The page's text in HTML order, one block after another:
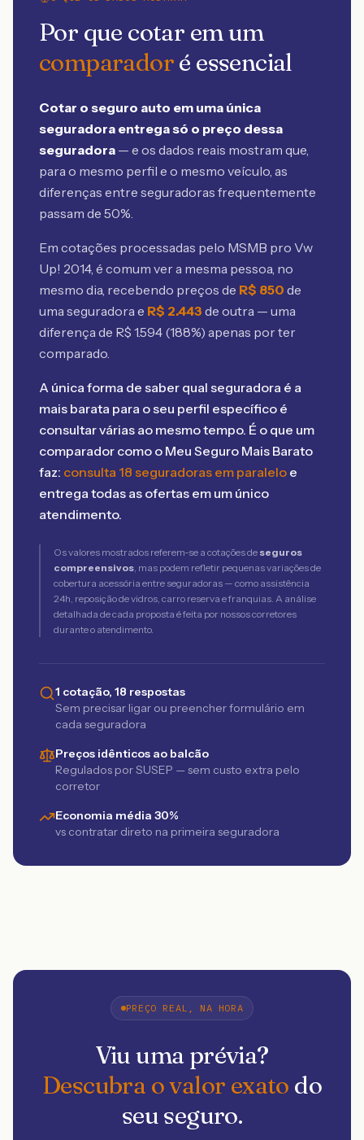
Por que cotar em um
comparadoré essencial
Cotar o seguro auto em uma única
seguradora entrega só o preço dessa
seguradora — e os dados reais mostram que,
para o mesmo perfil e o mesmo veículo, as
diferenças entre seguradoras frequentemente
passam de 50%.
Em cotações processadas pelo MSMB pro Vw
Up! 2014, é comum ver a mesma pessoa, no
mesmo dia, recebendo preços de R$ 850 de
uma seguradora e R$ 2.443 de outra — uma
diferença de R$ 1.594 (188%) apenas por ter
comparado.
A única forma de saber qual seguradora é a
mais barata para o seu perfil específico é
consultar várias ao mesmo tempo. É o que um
comparador como o Meu Seguro Mais Barato
faz: consulta 18 seguradoras em paralelo e
entrega todas as ofertas em um único
atendimento.
Os valores mostrados referem-se a cotações de seguros
compreensivos, mas podem refletir pequenas variações de
cobertura acessória entre seguradoras — como assistência
24h, reposição de vidros, carro reserva e franquias. A análise
detalhada de cada proposta é feita por nossos corretores
durante o atendimento.
1 cotação, 18 respostas
Sem precisar ligar ou preencher formulário em
cada seguradora
Preços idênticos ao balcão
Regulados por SUSEP — sem custo extra pelo
corretor
Economia média 30%
vs contratar direto na primeira seguradora
PREÇO REAL, NA HORA
Viu uma prévia?
Descubra o valor exato do
seu seguro.